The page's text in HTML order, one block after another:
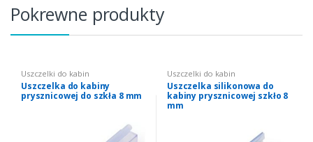
Pokrewne produkty
Uszczelki do kabin
prysznicowych uszczelki do
kabin szkło 8 mm
Uszczelka do kabiny
prysznicowej do szkła 8 mm
Uszczelki do kabin
prysznicowych,uszczelki do
kabin szkło 8 mm
Uszczelka silikonowa do
kabiny prysznicowej szkło 8
mm